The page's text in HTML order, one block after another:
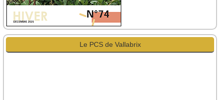
Le PCS de Vallabrix